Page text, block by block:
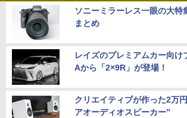
ソニーミラーレス一眼の大特
まとめ
レイズのプレミアムカー向け
Aから「2×9R」が登場！
クリエイティブが作った2万
アオーディオスピーカー”